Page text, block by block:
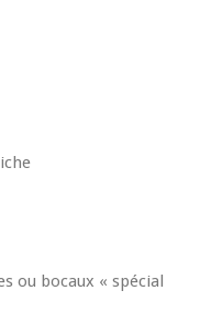
ou bocaux « spécial